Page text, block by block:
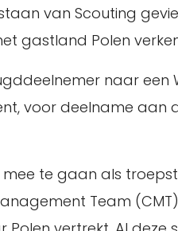
van Scouting
gastland Polen
naar
voor deelname aan
te gaan als
Team